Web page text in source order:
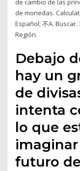
de cambio de las
de monedas.
Español; 不A.
Región.
Debajo
hay un
de
intenta
lo que
futuro